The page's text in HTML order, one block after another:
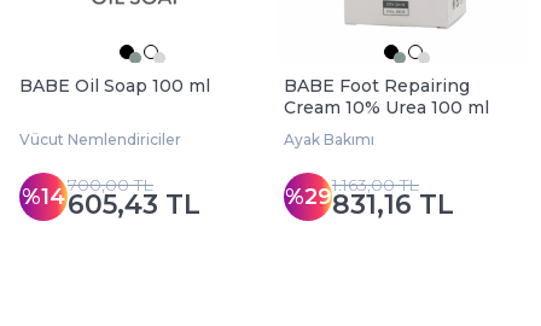
BABE Oil Soap 100 ml
Vücut Nemlendiriciler
%14605,43 TL
700,00 TL
BABE Foot Repairing
Cream 10% Urea 100 ml
Ayak Bakımı
%29831,16 TL
1.163,00 TL